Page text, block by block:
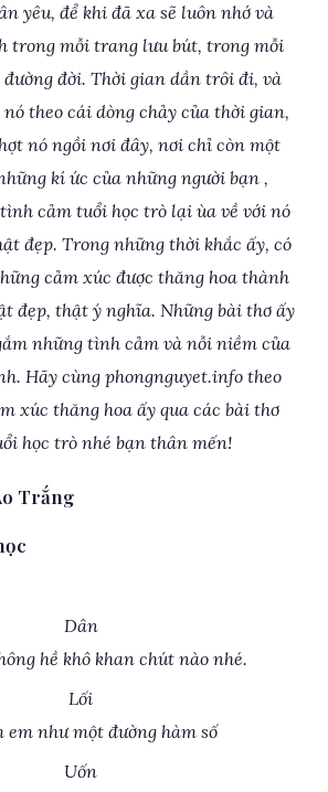
yêu, để khi đã xa sẽ luôn nhớ và
trong mỗi trang lưu bút, trong mỗi
đời. Thời gian dần trôi đi, và
theo cái dòng chảy của thời gian,
nó ngồi nơi đây, nơi chỉ còn một
kí ức của những người bạn ,
cảm tuổi học trò lại ùa về với nó
đẹp. Trong những thời khắc ấy, có
cảm xúc được thăng hoa thành
đẹp, thật ý nghĩa. Những bài thơ ấy
những tình cảm và nỗi niềm của
Hãy cùng phongnguyet.info theo
xúc thăng hoa ấy qua các bài thơ
học trò nhé bạn thân mến!
Trắng
Dân
hề khô khan chút nào nhé.
Lối
em như một đường hàm số
Uốn